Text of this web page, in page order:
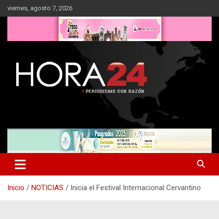
Saltar
al
viernes, agosto 7, 2026
Inicio NOTICIAS Inicia el Festival Internacional Cervantino